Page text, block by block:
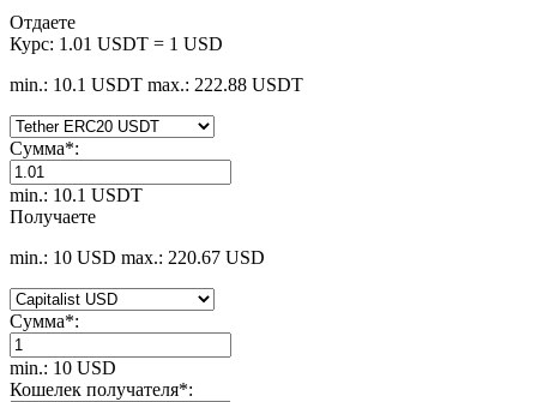
Отдаете
Курс: 1.01 USDT = 1 USD
min.: 10.1 USDT max.: 222.88 USDT
Сумма*:
min.: 10.1 USDT
Получаете
min.: 10 USD max.: 220.67 USD
Сумма*:
min.: 10 USD
Кошелек получателя*: